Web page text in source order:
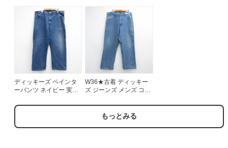
ジュ 26aug07
リーン 26aug07
ディッキーズ ペインタ
ーパンツ ネイビー 実寸
W36★古着 ディッキー
ズ ジーンズ メンズ コッ
26aug07
もっとみる